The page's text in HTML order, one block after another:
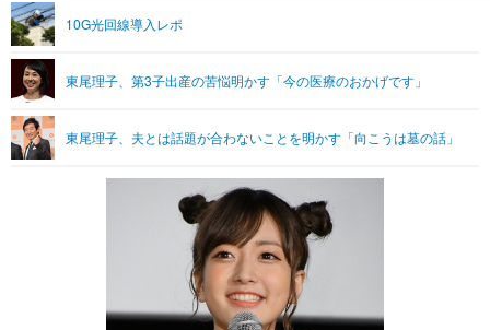
音楽
ペット
プッシュ通知の停止方法
10G光回線導入レポ
東尾理子、第3子出産の苦悩明かす「今の医療のおかげです」
東尾理子、夫とは話題が合わないことを明かす「向こうは墓の話」